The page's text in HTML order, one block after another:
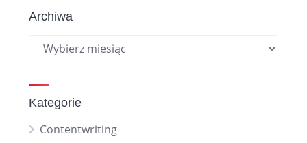
Archiwa
Kategorie
Contentwriting